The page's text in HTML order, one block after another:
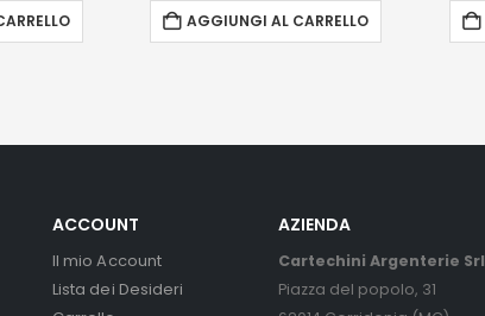
AGGIUNGI AL CARRELLO
ACCOUNT
Il mio Account
Lista dei Desideri
AZIENDA
Cartechini Argenterie Srl
Piazza del popolo, 31